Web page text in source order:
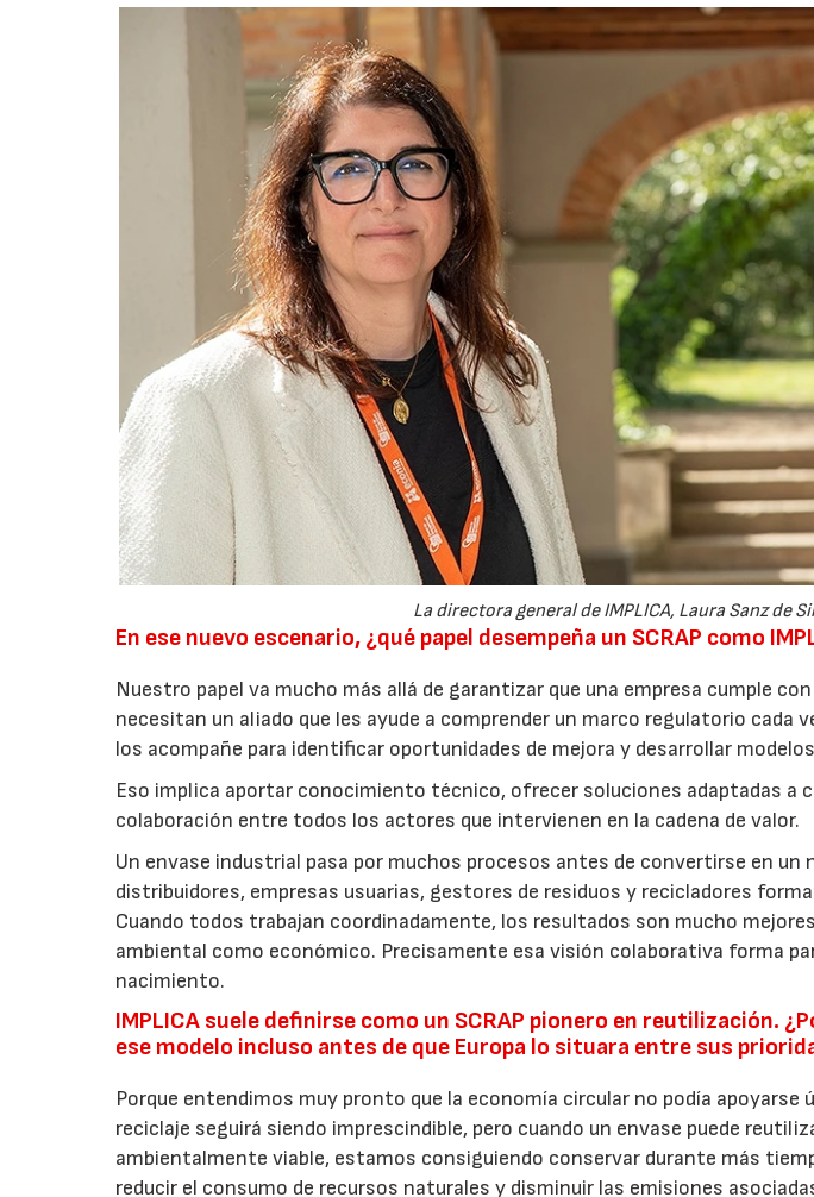
La directora general de IMPLICA, Laura Sanz de
En ese nuevo escenario, ¿qué papel desempeña un SCRAP como
Nuestro papel va mucho más allá de garantizar que una empresa cumple
necesitan un aliado que les ayude a comprender un marco regulatorio cada
los acompañe para identificar oportunidades de mejora y desarrollar
Eso implica aportar conocimiento técnico, ofrecer soluciones adaptadas a
colaboración entre todos los actores que intervienen en la cadena de valor.
Un envase industrial pasa por muchos procesos antes de convertirse en un
distribuidores, empresas usuarias, gestores de residuos y recicladores
Cuando todos trabajan coordinadamente, los resultados son mucho
ambiental como económico. Precisamente esa visión colaborativa forma
nacimiento.
IMPLICA suele definirse como un SCRAP pionero en reutilización.
ese modelo incluso antes de que Europa lo situara entre sus
Porque entendimos muy pronto que la economía circular no podía apoyarse
reciclaje seguirá siendo imprescindible, pero cuando un envase puede
ambientalmente viable, estamos consiguiendo conservar durante más
reducir el consumo de recursos naturales y disminuir las emisiones